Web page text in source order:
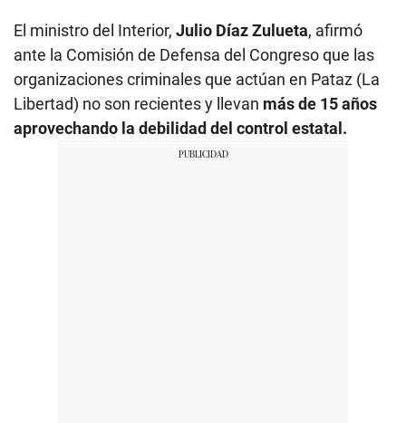
El ministro del Interior, Julio Díaz Zulueta, afirmó
ante la Comisión de Defensa del Congreso que las
organizaciones criminales que actúan en Pataz (La
Libertad) no son recientes y llevan más de 15 años
aprovechando la debilidad del control estatal.